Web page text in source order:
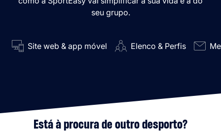
seu grupo.
Site web & app móvel Elenco & Perfis
Está à procura de outro desporto?